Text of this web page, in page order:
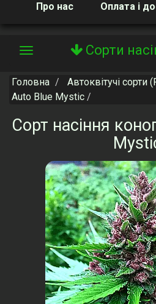
Про нас Оплата і
Сорти
Головна
Автоквітучі сорти
Auto Blue Mystic
Сорт насіння